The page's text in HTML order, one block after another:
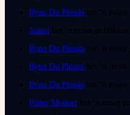
Ryno Du Plessis
Juanri
Ryno Du Plessis
Ryno Du Plessis
Ryno Du Plessis
Pieter Mostert